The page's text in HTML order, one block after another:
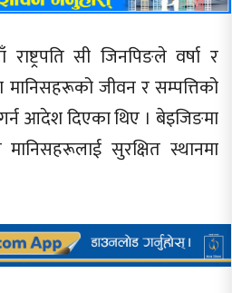
सी जिनपिङले वर्षा र
मानिसहरूको जीवन र सम्पत्तिको
गर्न आदेश दिएका थिए । बेइजिङमा
मानिसहरूलाई सुरक्षित स्थानमा